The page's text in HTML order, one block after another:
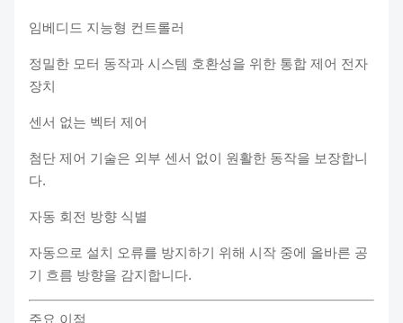
임베디드 지능형 컨트롤러
정밀한 모터 동작과 시스템 호환성을 위한 통합 제어 전자
장치
센서 없는 벡터 제어
첨단 제어 기술은 외부 센서 없이 원활한 동작을 보장합니
다.
자동 회전 방향 식별
자동으로 설치 오류를 방지하기 위해 시작 중에 올바른 공
기 흐름 방향을 감지합니다.
주요 이점